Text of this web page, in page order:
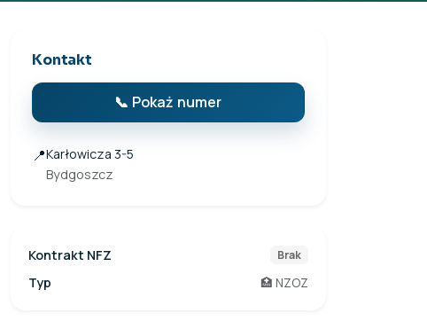
Kontakt
📞 Pokaż numer
📍Karłowicza 3-5
Bydgoszcz
Kontrakt NFZ Brak
Typ 🏥 NZOZ